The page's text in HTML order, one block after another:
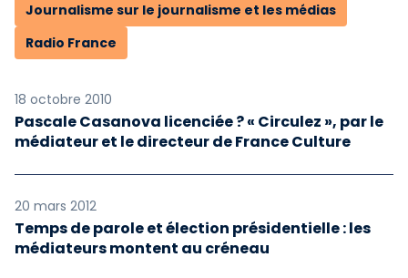
Journalisme sur le journalisme et les médias
Radio France
18 octobre 2010
Pascale Casanova licenciée ? « Circulez », par le
médiateur et le directeur de France Culture
20 mars 2012
Temps de parole et élection présidentielle : les
médiateurs montent au créneau